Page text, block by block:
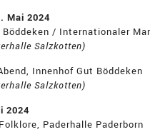
Mai 2024
Böddeken / Internationaler
Salzkotten)
Innenhof Gut Böddeken
Salzkotten)
2024
Paderhalle Paderborn